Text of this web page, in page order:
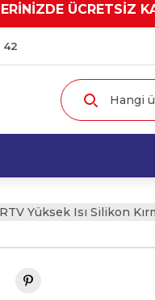
ÜCRETSİZ
42
Yüksek Isı Silikon